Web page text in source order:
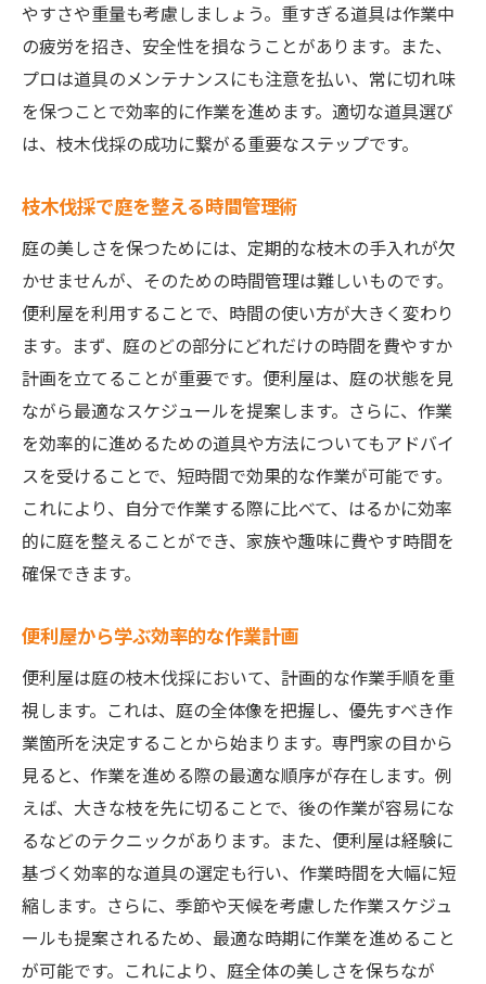
やすさや重量も考慮しましょう。重すぎる道具は作業中
の疲労を招き、安全性を損なうことがあります。また、
プロは道具のメンテナンスにも注意を払い、常に切れ味
を保つことで効率的に作業を進めます。適切な道具選び
は、枝木伐採の成功に繋がる重要なステップです。
枝木伐採で庭を整える時間管理術
庭の美しさを保つためには、定期的な枝木の手入れが欠
かせませんが、そのための時間管理は難しいものです。
便利屋を利用することで、時間の使い方が大きく変わり
ます。まず、庭のどの部分にどれだけの時間を費やすか
計画を立てることが重要です。便利屋は、庭の状態を見
ながら最適なスケジュールを提案します。さらに、作業
を効率的に進めるための道具や方法についてもアドバイ
スを受けることで、短時間で効果的な作業が可能です。
これにより、自分で作業する際に比べて、はるかに効率
的に庭を整えることができ、家族や趣味に費やす時間を
確保できます。
便利屋から学ぶ効率的な作業計画
便利屋は庭の枝木伐採において、計画的な作業手順を重
視します。これは、庭の全体像を把握し、優先すべき作
業箇所を決定することから始まります。専門家の目から
見ると、作業を進める際の最適な順序が存在します。例
えば、大きな枝を先に切ることで、後の作業が容易にな
るなどのテクニックがあります。また、便利屋は経験に
基づく効率的な道具の選定も行い、作業時間を大幅に短
縮します。さらに、季節や天候を考慮した作業スケジュ
ールも提案されるため、最適な時期に作業を進めること
が可能です。これにより、庭全体の美しさを保ちなが